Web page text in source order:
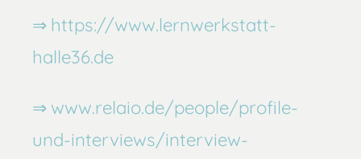
https://www.lernwerkstatt-
halle36.de
www.relaio.de/people/profile-
und-interviews/interview-